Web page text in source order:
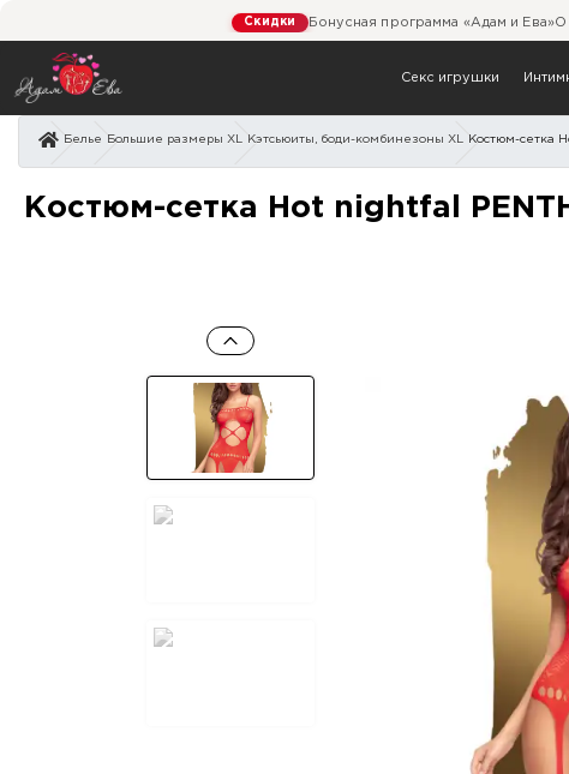
Скидки Бонусная программа «Адам и Ева»О
Секс игрушки
Белье Большие размеры XL Кэтсьюиты, боди-комбинезоны XL Костюм-сетка
Костюм-сетка Hot nightfal
Костюм-сетка Hot nightfal